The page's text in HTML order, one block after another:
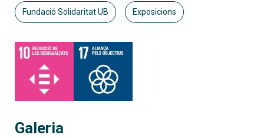
Fundació Solidaritat UB Exposicions
Galeria